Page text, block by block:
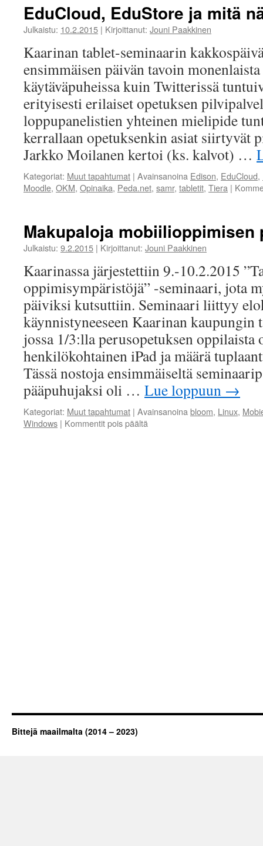
EduCloud, EduStore ja mitä
Julkaistu: 10.2.2015 | Kirjoittanut: Jouni Paakkinen
Kaarinan tablet-seminaarin
ensimmäisen päivän tavoin
käytäväpuheissa kuin Twitterissä
erityisesti erilaiset opetuksen
loppupanelistien yhteinen mielipide
kerrallaan opetuksenkin asiat siirtyvät
Jarkko Moilanen kertoi (ks. kalvot) …
Kategoriat: Muut tapahtumat | Avainsanoina Edison, EduCloud,
Moodle, OKM, Opinaika, Peda.net, samr, tabletit, Tiera |
Makupaloja mobiilioppimisen
Julkaistu: 9.2.2015 | Kirjoittanut: Jouni Paakkinen
Kaarinassa järjestettiin 9.-10.2.2015
oppimisympäristöjä” -seminaari, jota
päiviksi kutsuttiin. Seminaari liittyy
käynnistyneeseen Kaarinan kaupungin
jossa 1/3:lla perusopetuksen oppilaista
henkilökohtainen iPad ja määrä
Tässä nostoja ensimmäiseltä
pääpuhujaksi oli … Lue loppuun →
Kategoriat: Muut tapahtumat | Avainsanoina bloom, Linux,
Windows | Kommentit pois päältä
Bittejä maailmalta (2014 – 2023)